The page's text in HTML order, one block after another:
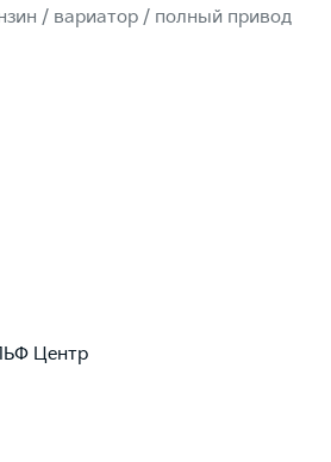
/ вариатор / полный привод
Центр